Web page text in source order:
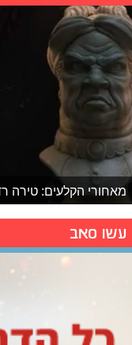
מאחורי הקלעים: טירה
עשו סאב